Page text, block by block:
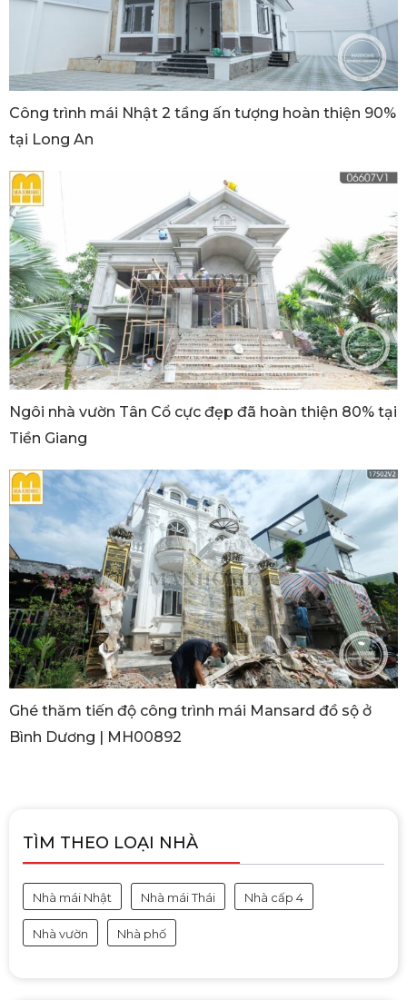
Công trình mái Nhật 2 tầng ấn tượng hoàn thiện 90%
tại Long An
Ngôi nhà vườn Tân Cổ cực đẹp đã hoàn thiện 80% tại
Tiền Giang
Ghé thăm tiến độ công trình mái Mansard đồ sộ ở
Bình Dương | MH00892
TÌM THEO LOẠI NHÀ
Nhà mái Nhật Nhà mái Thái Nhà cấp 4
Nhà vườn Nhà phố